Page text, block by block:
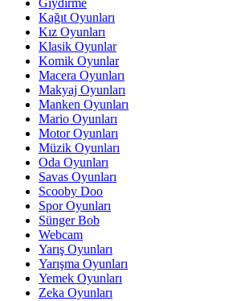
Giydirme
Kağıt Oyunları
Kız Oyunları
Klasik Oyunlar
Komik Oyunlar
Macera Oyunları
Makyaj Oyunları
Manken Oyunları
Mario Oyunları
Motor Oyunları
Müzik Oyunları
Oda Oyunları
Savas Oyunları
Scooby Doo
Spor Oyunları
Sünger Bob
Webcam
Yarış Oyunları
Yarışma Oyunları
Yemek Oyunları
Zeka Oyunları